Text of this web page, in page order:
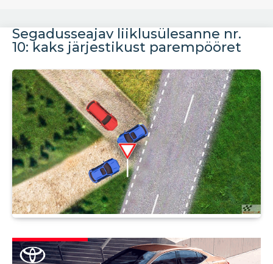
Segadusseajav liiklusülesanne nr.
10: kaks järjestikust parempööret